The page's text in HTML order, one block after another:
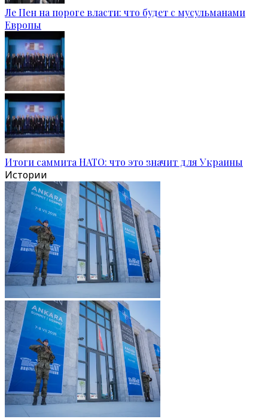
Ле Пен на пороге власти: что будет с мусульманами
Европы
Итоги саммита НАТО: что это значит для Украины
Истории